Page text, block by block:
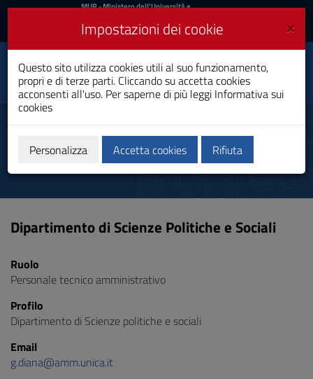
Vai
al
navigazione
sito
al
MIUR
Accedi
MUR- Ministero dell'Università e
Accedi UniCA News
Toggle
navigation
Università degli
Studi di Cagliari
Diana Giorgia
Dipartimento di Scienze Politiche e Sociali
Ruolo
Personale tecnico amministrativo
Profilo
Dipartimento di Scienze politiche e sociali
Email
g.diana@amm.unica.it
×
Impostazioni dei cookie
Questo sito utilizza cookies utili al suo funzionamento,
propri e di terze parti. Cliccando su accetta cookies
acconsenti all'uso. Per saperne di più leggi Informativa sui
cookies
Personalizza Accetta cookies Rifiuta